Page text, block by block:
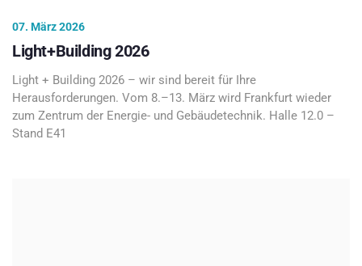
07. März 2026
Light+Building 2026
Light + Building 2026 – wir sind bereit für Ihre
Herausforderungen. Vom 8.–13. März wird Frankfurt wieder
zum Zentrum der Energie- und Gebäudetechnik. Halle 12.0 –
Stand E41